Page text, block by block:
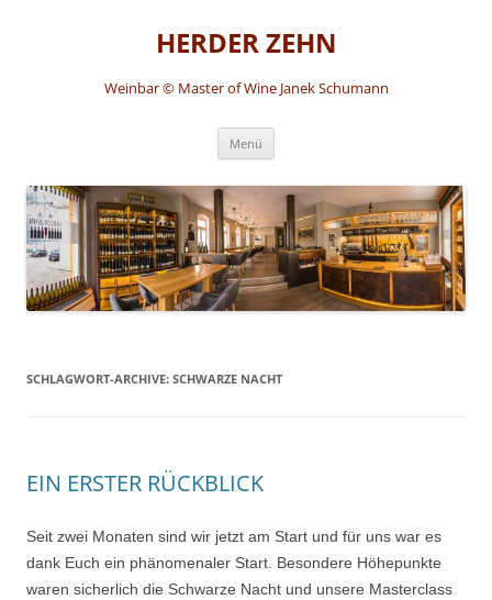
HERDER ZEHN
Weinbar © Master of Wine Janek Schumann
Menü
SCHLAGWORT-ARCHIVE: SCHWARZE NACHT
EIN ERSTER RÜCKBLICK
Seit zwei Monaten sind wir jetzt am Start und für uns war es
dank Euch ein phänomenaler Start. Besondere Höhepunkte
waren sicherlich die Schwarze Nacht und unsere Masterclass